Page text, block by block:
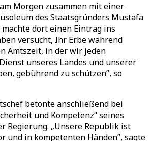
Morgen zusammen mit einer
des Staatsgründers Mustafa
dort einen Eintrag ins
versucht, Ihr Erbe während
Amtszeit, in der wir jeden
unseres Landes und unserer
gebührend zu schützen”, so
betonte anschließend bei
und Kompetenz“ seines
Regierung. „Unsere Republik ist
und in kompetenten Händen”, sagte